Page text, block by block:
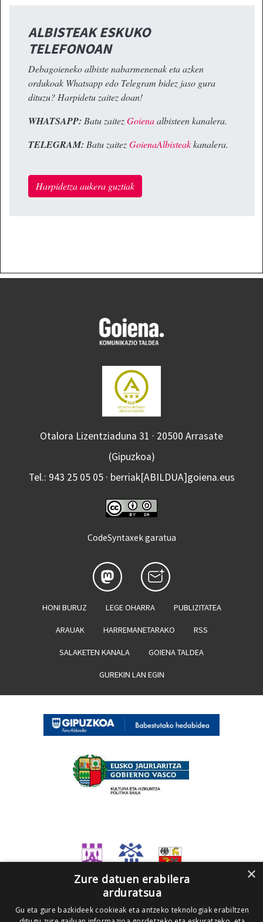
ALBISTEAK ESKUKO
TELEFONOAN
Debagoieneko albiste nabarmenenak eta azken
ordukoak Whatsapp edo Telegram bidez jaso gura
dituzu? Harpidetu zaitez doan!
WHATSAPP: Batu zaitezGoienaalbisteen kanalera.
TELEGRAM: Batu zaitezGoienaAlbisteakkanalera.
Harpidetza aukera guztiak
Otalora Lizentziaduna 31 · 20500 Arrasate
(Gipuzkoa)
Tel.: 943 25 05 05 · berriak[ABILDUA]goiena.eus
CodeSyntaxek garatua
HONI BURUZ LEGE OHARRA PUBLIZITATEA
ARAUAK HARREMANETARAKO RSS
SALAKETEN KANALA GOIENA TALDEA
GUREKIN LAN EGIN
×
Zure datuen erabilera
arduratsua
Gu eta gure bazkideek cookieak eta antzeko teknologiak erabiltzen